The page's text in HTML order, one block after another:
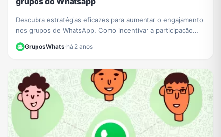
Descubra estratégias eficazes para aumentar o engajamento
nos grupos de WhatsApp. Como incentivar a participação
um ambiente conectado. Saiba mais!
GruposWhats·há 2 anos